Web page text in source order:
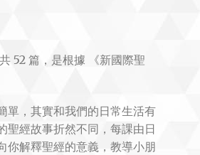
52 篇，是根據 《新國際聖
單，其實和我們的日常生活有
聖經故事折然不同，每課由日
你解釋聖經的意義，教導小朋